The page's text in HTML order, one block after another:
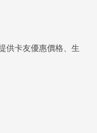
供卡友優惠價格、生